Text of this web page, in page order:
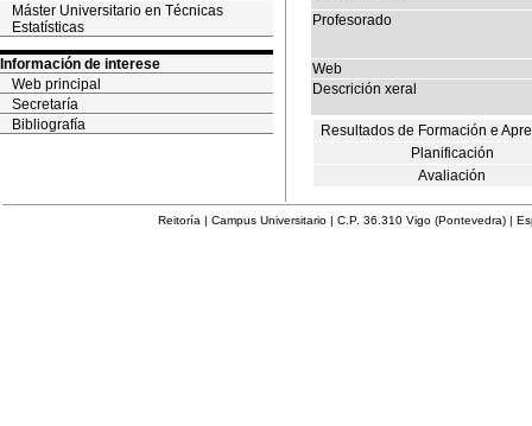
Máster Universitario en Técnicas
Estatísticas
Información de interese
Web principal
Secretaría
Bibliografía
Profesorado
Web
Descrición xeral
Resultados de Formación e
Planificación
Avaliación
Reitoría | Campus Universitario | C.P. 36.310 Vigo (Pontevedra) |